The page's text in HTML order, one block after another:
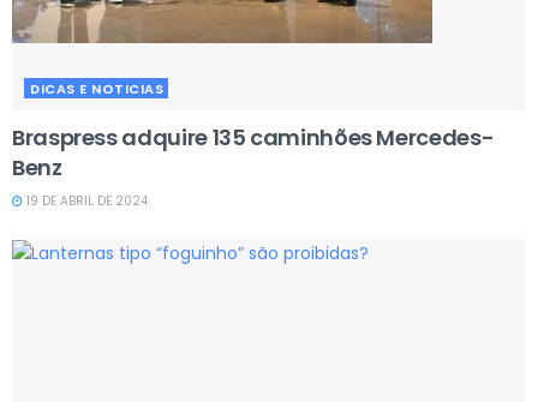
DICAS E NOTICIAS
Braspress adquire 135 caminhões Mercedes-
Benz
19 DE ABRIL DE 2024